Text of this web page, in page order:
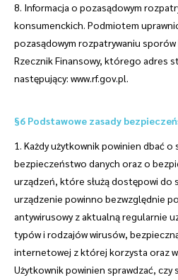
8. Informacja o pozasądowym
konsumenckich. Podmiotem
pozasądowym rozpatrywaniu
Rzecznik Finansowy, którego adres
następujący: www.rf.gov.pl.
§6 Podstawowe zasady
1. Każdy użytkownik powinien dbać o
bezpieczeństwo danych oraz o
urządzeń, które służą dostępowi do
urządzenie powinno bezwzględnie
antywirusowy z aktualną regularnie
typów i rodzajów wirusów,
internetowej z której korzysta oraz
Użytkownik powinien sprawdzać, czy